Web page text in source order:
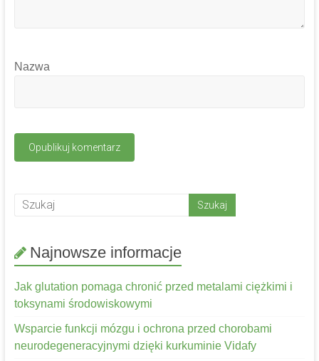
Nazwa
Najnowsze informacje
Jak glutation pomaga chronić przed metalami ciężkimi i
toksynami środowiskowymi
Wsparcie funkcji mózgu i ochrona przed chorobami
neurodegeneracyjnymi dzięki kurkuminie Vidafy